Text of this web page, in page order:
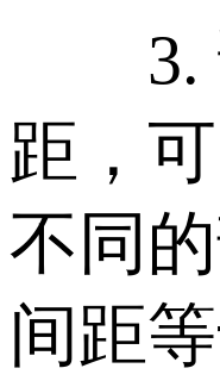
3.
距，
不同
间距